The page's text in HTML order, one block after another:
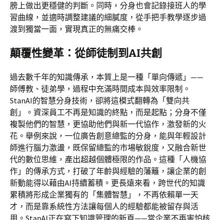
膀上做出更穩健的判斷。同時，分身也會記錄接班人的學
習曲線，並適時調整建議的細膩度，從手把手教學逐步過
渡到獨當一面，實現真正的無痛交棒。
顛覆性變革：從師徒制到AI共創
過去數千年的知識傳承，本質上是一種「單向傳遞」——
師傅教、徒弟學，過程中充滿時間成本與效率限制。
StanAI的智慧分身技術，卻將這模式翻轉為「雙向共
創」。資深員工不再是知識的終點，而是起點；分身不僅
複製他們的智慧，更協助他們與新一代協作，激發新的火
花。舉例來說，一位廣告創意總監的分身，能與年輕設計
師進行腦力激盪，既保留總監的市場敏銳度，又融合新世
代的數位思維，產出超越個體極限的作品。這種「人機協
作」的傳承方式，打破了年齡與經驗的藩籬，讓企業的創
新動能得以藉由AI持續蓄積。更長遠來看，跨世代的知識
累積將形成企業獨有的「集體智慧」，不再依賴單一天
才，而是靠系統性方法讓每個人的經驗都能被留存與活
用。StanAI正在寫下知識管理的新頁——當企業不再害怕核